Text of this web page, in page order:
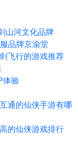
山河文化品牌
品牌京渝堂
飞行的游戏推荐
体验
通的仙侠手游有哪
的仙侠游戏排行